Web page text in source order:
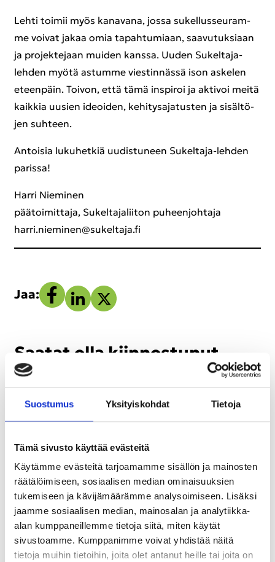
Suos­tu­mus Yk­si­tyis­koh­dat Tie­to­ja
Tämä sivusto käyttää evästeitä
Käytämme evästeitä tarjoamamme sisällön ja mainosten
räätälöimiseen, sosiaalisen median ominaisuuksien
tukemiseen ja kävijämäärämme analysoimiseen. Lisäksi
jaamme sosiaalisen median, mainosalan ja analytiikka-
alan kumppaneillemme tietoja siitä, miten käytät
sivustoamme. Kumppanimme voivat yhdistää näitä
tietoja muihin tietoihin, joita olet antanut heille tai joita on
Lehti toi­mii myös ka­na­va­na, jossa su­kel­lus­seu­ram­
me voi­vat jakaa omia ta­pah­tu­mi­aan, saa­vu­tuk­si­aan
ja pro­jek­te­jaan mui­den kans­sa. Uuden Sukeltaja-​
lehden myötä as­tum­me vies­tin­näs­sä ison as­ke­len
eteen­päin. Toi­von, että tämä ins­pi­roi ja ak­ti­voi meitä
kaik­kia uusien ideoi­den, ke­hi­tys­a­ja­tus­ten ja si­säl­tö­
jen suh­teen.
An­toi­sia lu­ku­het­kiä uu­dis­tu­neen Sukeltaja-​lehden
pa­ris­sa!
Harri Nie­mi­nen
pää­toi­mit­ta­ja, Su­kel­ta­ja­lii­ton pu­heen­joh­ta­ja
harri.nie­mi­nen@su­kel­ta­ja.fi
Jaa:Jaa
Face­
Jaa
Lin­
dI­
Jaa
X:ssä
Saa­tat olla kiin­nos­tu­nut
myös näis­tä